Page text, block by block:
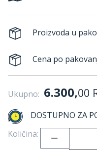
Proizvoda u
Cena po
Ukupno: 6.300,00
DOSTUPNO ZA
Količina: